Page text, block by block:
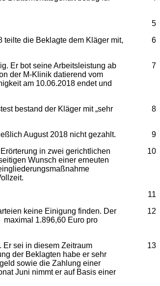
5
6
teilte die Beklagte dem Kläger mit,
7
Er bot seine Arbeitsleistung ab
der M-Klinik datierend vom
am 10.06.2018 endet und
8
bestand der Kläger mit „sehr
9
August 2018 nicht gezahlt.
10
in zwei gerichtlichen
Wunsch einer erneuten
11
12
keine Einigung finden. Der
maximal 1.896,60 Euro pro
13
Er sei in diesem Zeitraum
der Beklagten habe er sehr
sowie die Zahlung einer
Juni nimmt er auf Basis einer